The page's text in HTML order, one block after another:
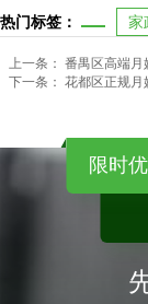
热门标签： 家
上一条： 番禺区高端月
下一条： 花都区正规月
限时